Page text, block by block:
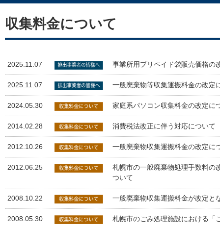
収集料金について
2025.11.07 事業所用プリペイド袋販売価格の
2025.11.07 一般廃棄物等収集運搬料金の改定
2024.05.30 家庭系パソコン収集料金の改定に
2014.02.28 消費税法改正に伴う対応について
2012.10.26 一般廃棄物収集運搬料金の改定に
2012.06.25
札幌市の一般廃棄物処理手数料の
ついて
2008.10.22 一般廃棄物収集運搬料金が改定と
2008.05.30 札幌市のごみ処理施設における「